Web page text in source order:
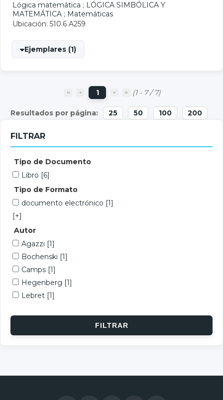
Lógica matemática ; LÓGICA SIMBÓLICA Y
MATEMÁTICA ; Matemáticas
Ubicación: 510.6 A259
Ejemplares (1)
1 (1 - 7 / 7)
25 50 100 200
FILTRAR
Tipo de Documento
Libro [6]
Tipo de Formato
documento electrónico [1]
[+]
Autor
Agazzi [1]
Bochenski [1]
Camps [1]
Hegenberg [1]
Lebret [1]